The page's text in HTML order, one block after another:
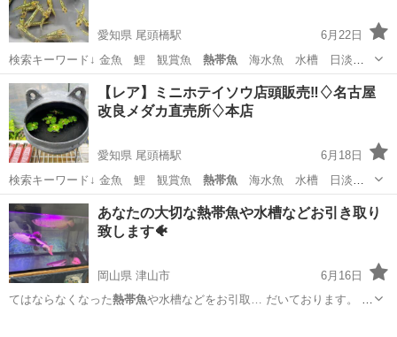
愛知県 尾頭橋駅
6月22日
検索キーワード↓ 金魚 鯉 観賞魚 熱帯魚 海水魚 水槽 日淡
淡水魚 鉄魚 ベ…
愛知 名古屋市 尾頭橋駅 その他のペット めだか
【レア】ミニホテイソウ店頭販売‼️♢名古屋
改良メダカ直売所♢本店
愛知県 尾頭橋駅
6月18日
検索キーワード↓ 金魚 鯉 観賞魚 熱帯魚 海水魚 水槽 日淡
淡水魚 鉄魚 ベ…
愛知 名古屋市 尾頭橋駅 その他のペット めだか
あなたの大切な熱帯魚や水槽などお引き取り
致します🐠
岡山県 津山市
6月16日
てはならなくなった熱帯魚や水槽などをお引取… だいております。 熱